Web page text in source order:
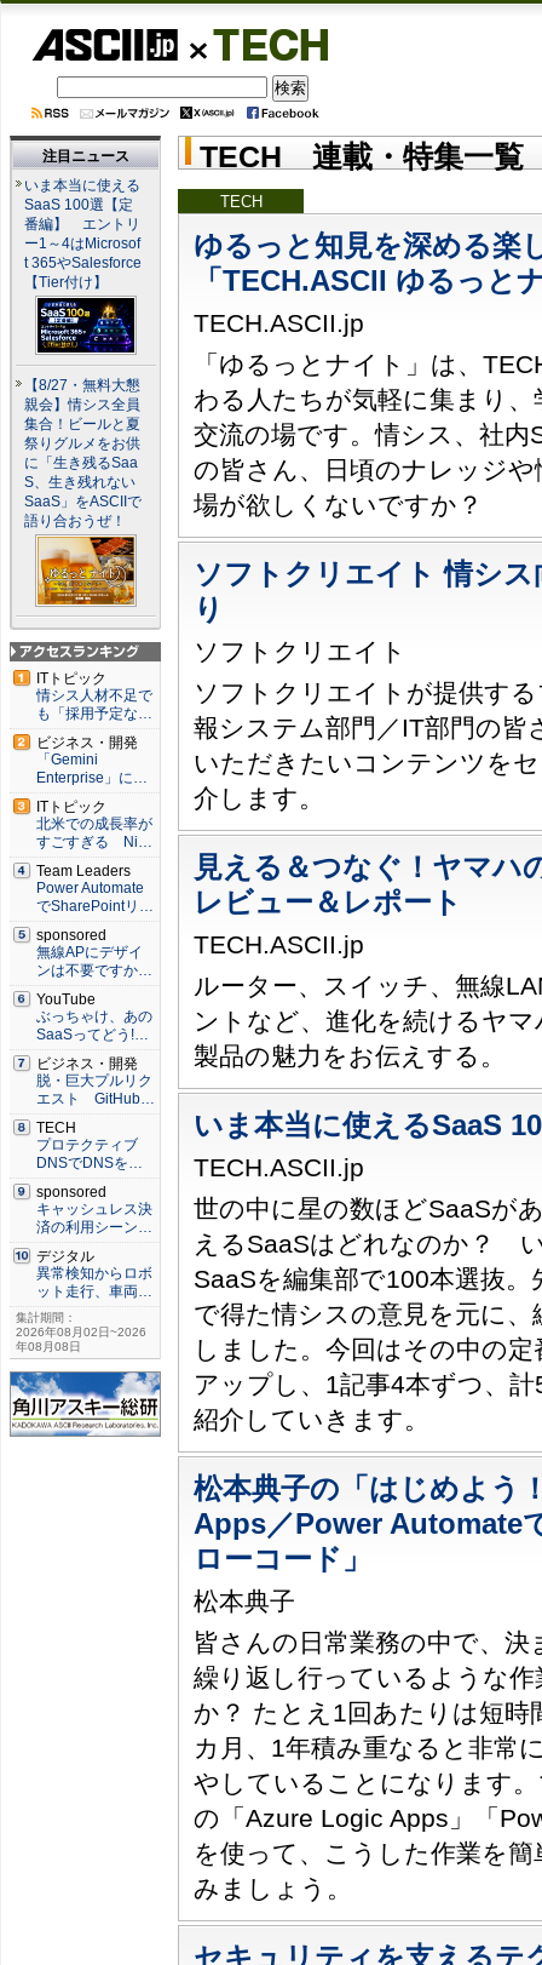
TECH
TECH 連載・特集一覧
TECH
ゆるっと知見を深める楽
「TECH.ASCII ゆるっと
TECH.ASCII.jp
「ゆるっとナイト」は、
わる人たちが気軽に集まり、
交流の場です。情シス、社内
の皆さん、日頃のナレッジ
場が欲しくないですか？
ソフトクリエイト 情シ
り
ソフトクリエイト
ソフトクリエイトが提供す
報システム部門／IT部門の皆
いただきたいコンテンツを
介します。
見える＆つなぐ！ヤマハ
レビュー＆レポート
TECH.ASCII.jp
ルーター、スイッチ、無線
ントなど、進化を続けるヤ
製品の魅力をお伝えする。
いま本当に使えるSaaS
TECH.ASCII.jp
世の中に星の数ほどSaaSが
えるSaaSはどれなのか？
SaaSを編集部で100本選抜
で得た情シスの意見を元に、
しました。今回はその中の
アップし、1記事4本ずつ、
紹介していきます。
松本典子の「はじめよう
Apps／Power Automate
ローコード」
松本典子
皆さんの日常業務の中で、決
繰り返し行っているような
か？ たとえ1回あたりは短時
カ月、1年積み重なると非常
やしていることになります
の「Azure Logic Apps」「
を使って、こうした作業を
みましょう。
セキュリティを支える
注目ニュース
いま本当に使える
SaaS 100選【定
番編】 エントリ
ー1～4はMicrosof
t 365やSalesforce
【Tier付け】
【8/27・無料大懇
親会】情シス全員
集合！ビールと夏
祭りグルメをお供
に「生き残るSaa
S、生き残れない
SaaS」をASCIIで
語り合おうぜ！
アクセスランキン
グ
ITトピック
情シス人材不足で
も「採用予定な…
ビジネス・開発
「Gemini
Enterprise」に…
ITトピック
北米での成長率が
すごすぎる Ni…
Team Leaders
Power Automate
でSharePointリ…
sponsored
無線APにデザイ
ンは不要ですか…
YouTube
ぶっちゃけ、あの
SaaSってどう!…
ビジネス・開発
脱・巨大プルリク
エスト GitHub…
TECH
プロテクティブ
DNSでDNSを…
sponsored
キャッシュレス決
済の利用シーン…
デジタル
異常検知からロボ
ット走行、車両…
集計期間：
2026年08月02日~2026
年08月08日